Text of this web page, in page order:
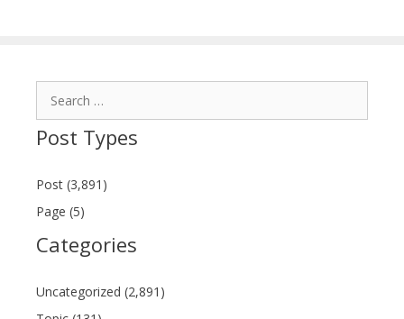
Post Types
Post (3,891)
Page (5)
Categories
Uncategorized (2,891)